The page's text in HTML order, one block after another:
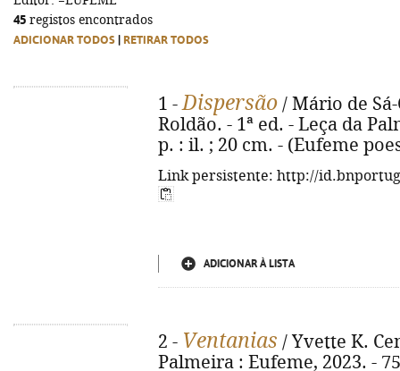
45 registos encontrados
ADICIONAR TODOS RETIRAR TODOS
1 -Dispersão / Mário de
Roldão. - 1ª ed. - Leça da
p. : il. ; 20 cm. - (Eufeme
Link persistente: http://
ADICIONAR À LISTA
2 - Ventanias / Yvette K.
Palmeira : Eufeme, 2023. -